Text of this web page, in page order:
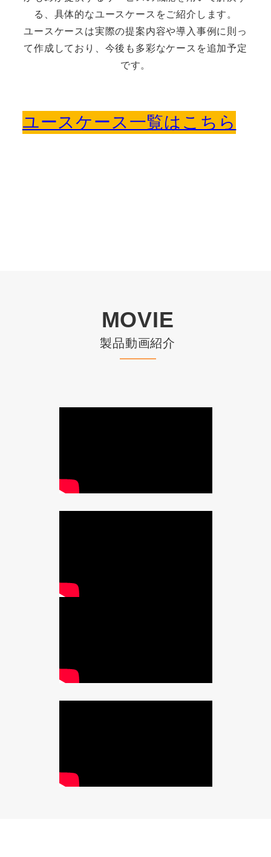
る、具体的なユースケースをご紹介します。
ユースケースは実際の提案内容や導入事例に則っ
て作成しており、今後も多彩なケースを追加予定
です。
ユースケース一覧はこちら
MOVIE
製品動画紹介